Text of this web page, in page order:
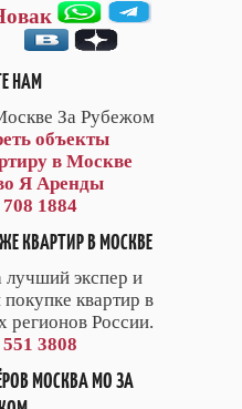
НАМ
За Рубежом
объекты
в Москве
Я Аренды
1884
КВАРТИР В МОСКВЕ
экспер и
квартир в
России.
3808
МОСКВА МО ЗА